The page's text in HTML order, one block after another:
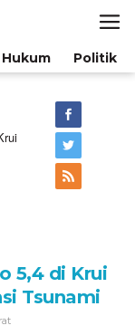
Hukum Politik
5,4 di Krui
Tsunami